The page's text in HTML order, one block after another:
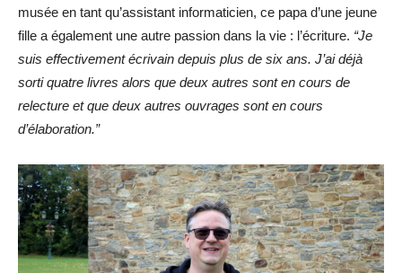
musée en tant qu’assistant informaticien, ce papa d’une jeune
fille a également une autre passion dans la vie : l’écriture. “Je
suis effectivement écrivain depuis plus de six ans. J’ai déjà
sorti quatre livres alors que deux autres sont en cours de
relecture et que deux autres ouvrages sont en cours
d’élaboration.”